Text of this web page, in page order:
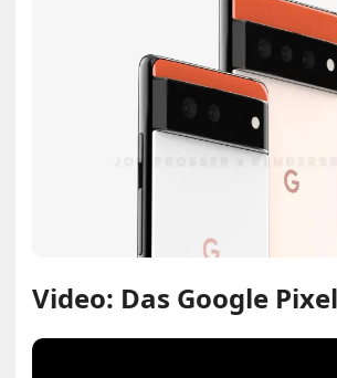
Video: Das Google